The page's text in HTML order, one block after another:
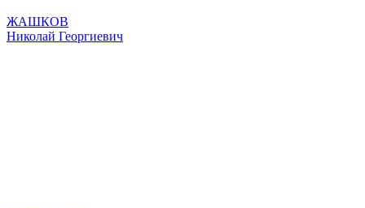
ЖАШКОВ
Николай Георгиевич